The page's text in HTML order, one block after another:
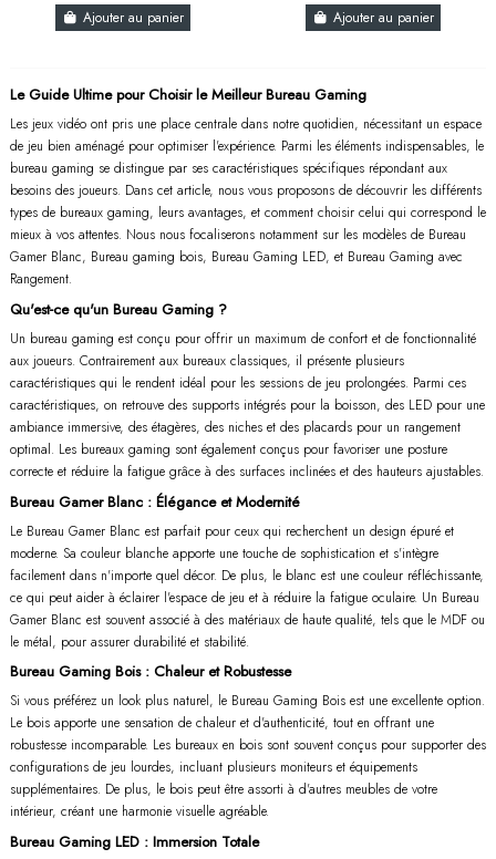
Ajouter au panier Ajouter au panier
Le Guide Ultime pour Choisir le Meilleur Bureau Gaming
Les jeux vidéo ont pris une place centrale dans notre quotidien, nécessitant un espace
de jeu bien aménagé pour optimiser l'expérience. Parmi les éléments indispensables, le
bureau gaming se distingue par ses caractéristiques spécifiques répondant aux
besoins des joueurs. Dans cet article, nous vous proposons de découvrir les différents
types de bureaux gaming, leurs avantages, et comment choisir celui qui correspond le
mieux à vos attentes. Nous nous focaliserons notamment sur les modèles de Bureau
Gamer Blanc, Bureau gaming bois, Bureau Gaming LED, et Bureau Gaming avec
Rangement.
Qu'est-ce qu'un Bureau Gaming ?
Un bureau gaming est conçu pour offrir un maximum de confort et de fonctionnalité
aux joueurs. Contrairement aux bureaux classiques, il présente plusieurs
caractéristiques qui le rendent idéal pour les sessions de jeu prolongées. Parmi ces
caractéristiques, on retrouve des supports intégrés pour la boisson, des LED pour une
ambiance immersive, des étagères, des niches et des placards pour un rangement
optimal. Les bureaux gaming sont également conçus pour favoriser une posture
correcte et réduire la fatigue grâce à des surfaces inclinées et des hauteurs ajustables.
Bureau Gamer Blanc : Élégance et Modernité
Le Bureau Gamer Blanc est parfait pour ceux qui recherchent un design épuré et
moderne. Sa couleur blanche apporte une touche de sophistication et s'intègre
facilement dans n'importe quel décor. De plus, le blanc est une couleur réfléchissante,
ce qui peut aider à éclairer l'espace de jeu et à réduire la fatigue oculaire. Un Bureau
Gamer Blanc est souvent associé à des matériaux de haute qualité, tels que le MDF ou
le métal, pour assurer durabilité et stabilité.
Bureau Gaming Bois : Chaleur et Robustesse
Si vous préférez un look plus naturel, le Bureau Gaming Bois est une excellente option.
Le bois apporte une sensation de chaleur et d'authenticité, tout en offrant une
robustesse incomparable. Les bureaux en bois sont souvent conçus pour supporter des
configurations de jeu lourdes, incluant plusieurs moniteurs et équipements
supplémentaires. De plus, le bois peut être assorti à d'autres meubles de votre
intérieur, créant une harmonie visuelle agréable.
Bureau Gaming LED : Immersion Totale